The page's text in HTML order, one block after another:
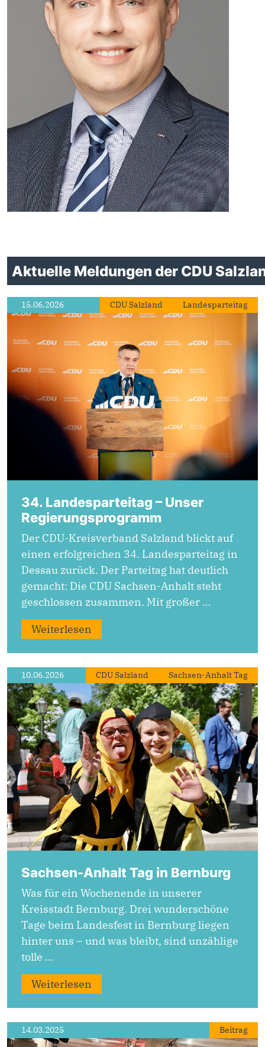
Aktuelle Meldungen der CDU
15.06.2026 CDU Salzland Landesparteitag
34. Landesparteitag – Unser
Regierungsprogramm
Der CDU-Kreisverband Salzland blickt auf
einen erfolgreichen 34. Landesparteitag in
Dessau zurück. Der Parteitag hat deutlich
gemacht: Die CDU Sachsen-Anhalt steht
geschlossen zusammen. Mit großer …
Weiterlesen
10.06.2026 CDU Salzland Sachsen-Anhalt Tag
Sachsen-Anhalt Tag in Bernburg
Was für ein Wochenende in unserer
Kreisstadt Bernburg. Drei wunderschöne
Tage beim Landesfest in Bernburg liegen
hinter uns – und was bleibt, sind unzählige
tolle …
Weiterlesen
14.03.2025 Beitrag